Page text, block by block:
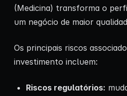
(Medicina) transforma o
um negócio de maior
Os principais riscos
investimento incluem:
Riscos regulatórios: